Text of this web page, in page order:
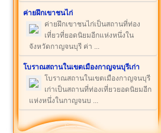
ค่ายฝึกเขาชนไก่
ค่ายฝึกเขาชนไก่เป็นสถานที่ท่อง
เที่ยวที่ยอดนิยมอีกแห่งหนึ่งใน
จังหวัดกาญจนบุรี ค่า ...
โบราณสถานในเขตเมืองกาญจนบุรีเก่า
โบราณสถานในเขตเมืองกาญจนบุรี
เก่าเป็นสถานที่ท่องเที่ยวยอดนิยมอีก
แห่งหนึ่งในกาญจนบ ...